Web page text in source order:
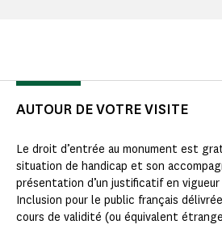
AUTOUR DE VOTRE VISITE
Le droit d’entrée au monument est
situation de handicap et son
présentation d’un justificatif en
Inclusion pour le public français
cours de validité (ou équivalent